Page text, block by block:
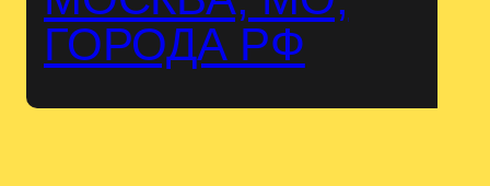
ГОРОДА РФ